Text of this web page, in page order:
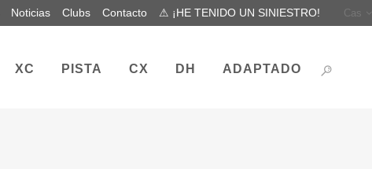
Noticias Clubs Contacto ⚠ ¡HE TENIDO UN SINIESTRO! Cas
XC PISTA CX DH ADAPTADO